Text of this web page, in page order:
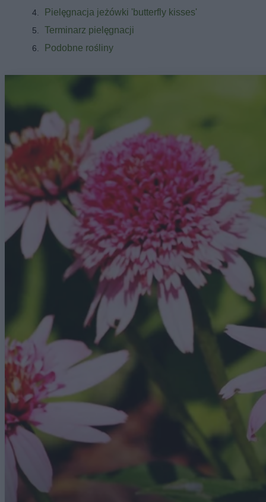
Pielęgnacja jeżówki 'butterfly kisses'
Terminarz pielęgnacji
Podobne rośliny